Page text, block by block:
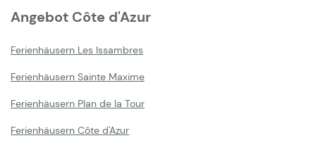
Angebot Côte d'Azur
Ferienhäusern Les Issambres
Ferienhäusern Sainte Maxime
Ferienhäusern Plan de la Tour
Ferienhäusern Côte d'Azur